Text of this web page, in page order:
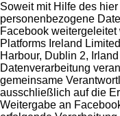
Soweit mit Hilfe des
personenbezogene
Facebook
Platforms Ireland
Harbour, Dublin 2,
Datenverarbeitung
gemeinsame
ausschließlich auf die
Weitergabe an